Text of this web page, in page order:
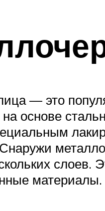
— это
основе
материалы.